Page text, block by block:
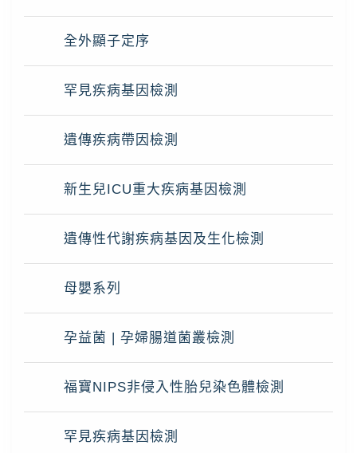
全外顯子定序
罕見疾病基因檢測
遺傳疾病帶因檢測
新生兒ICU重大疾病基因檢測
遺傳性代謝疾病基因及生化檢測
母嬰系列
孕益菌 | 孕婦腸道菌叢檢測
福寶NIPS非侵入性胎兒染色體檢測
罕見疾病基因檢測